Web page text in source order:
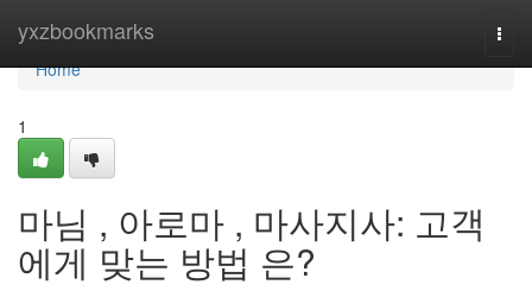
yxzbookmarks
Home
Home
1
마님 , 아로마 , 마사지사: 고객
에게 맞는 방법 은?